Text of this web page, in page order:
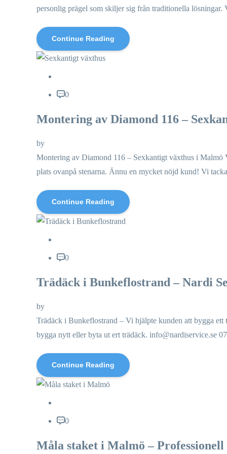
personlig prägel som skiljer sig från traditionella lösningar.
Continue Reading
0
Montering av Diamond 116 –
by
Montering av Diamond 116 – Sexkantigt växthus i Malmö
plats ovanpå stenarna. Ännu en mycket nöjd kund! Vi
Continue Reading
0
Trädäck i Bunkeflostrand – Nardi
by
Trädäck i Bunkeflostrand – Vi hjälpte kunden att bygga
bygga nytt eller byta ut ert trädäck. info@nardiservice.se
Continue Reading
0
Måla staket i Malmö –